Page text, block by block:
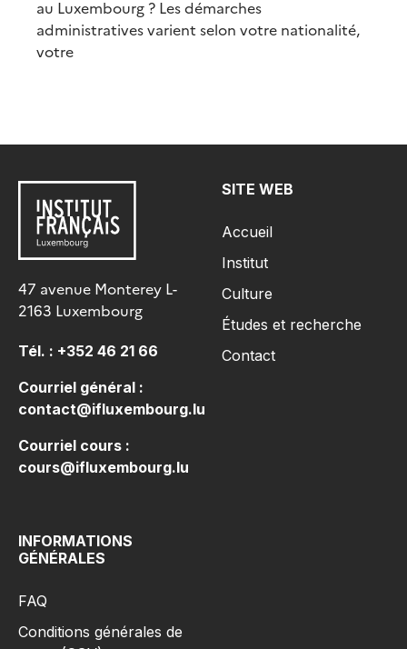
au Luxembourg ? Les démarches
administratives varient selon votre nationalité,
votre
47 avenue Monterey L-
2163 Luxembourg
Tél. : +352 46 21 66
Courriel général :
contact@ifluxembourg.lu
Courriel cours :
cours@ifluxembourg.lu
SITE WEB
Accueil
Institut
Culture
Études et recherche
Contact
INFORMATIONS
GÉNÉRALES
FAQ
Conditions générales de